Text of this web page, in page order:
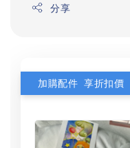
分享
加購配件 享折扣價